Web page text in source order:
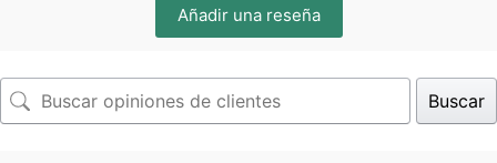
Añadir una reseña
Buscar